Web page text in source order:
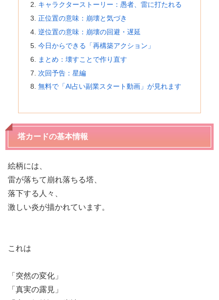
キャラクターストーリー：愚者、雷に打たれる
正位置の意味：崩壊と気づき
逆位置の意味：崩壊の回避・遅延
今日からできる「再構築アクション」
まとめ：壊すことで作り直す
次回予告：星編
無料で「AI占い副業スタート動画」が見れます
塔カードの基本情報
絵柄には、
雷が落ちて崩れ落ちる塔、
落下する人々、
激しい炎が描かれています。
これは
「突然の変化」
「真実の露見」